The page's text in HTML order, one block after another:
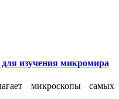
изучения микромира
микроскопы самых